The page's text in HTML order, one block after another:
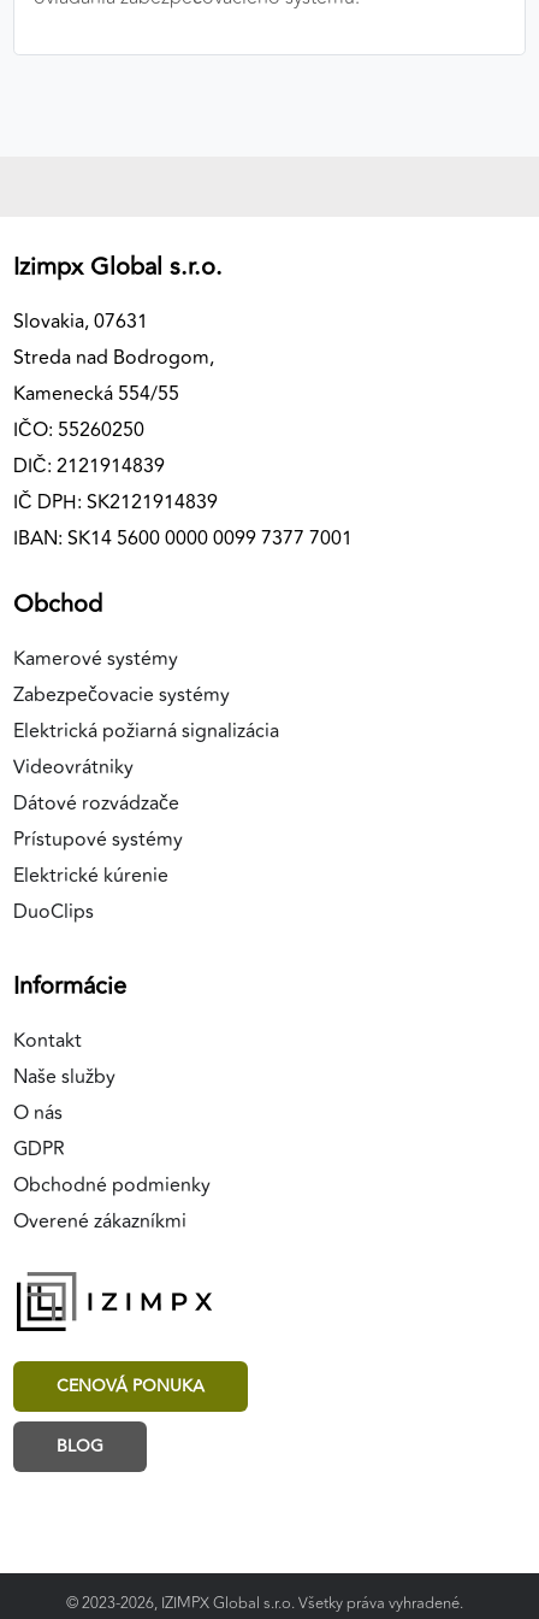
Izimpx Global s.r.o.
Slovakia, 07631
Streda nad Bodrogom,
Kamenecká 554/55
IČO: 55260250
DIČ: 2121914839
IČ DPH: SK2121914839
IBAN: SK14 5600 0000 0099 7377 7001
Obchod
Kamerové systémy
Zabezpečovacie systémy
Elektrická požiarná signalizácia
Videovrátniky
Dátové rozvádzače
Prístupové systémy
Elektrické kúrenie
DuoClips
Informácie
Kontakt
Naše služby
O nás
GDPR
Obchodné podmienky
Overené zákazníkmi
CENOVÁ PONUKA
BLOG
© 2023-2026, IZIMPX Global s.r.o. Všetky práva vyhradené.